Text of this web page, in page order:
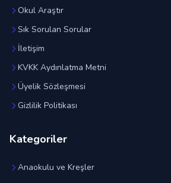
Okul Araştır
Sık Sorulan Sorular
İletişim
KVKK Aydınlatma Metni
Üyelik Sözleşmesi
Gizlilik Politikası
Kategoriler
Anaokulu ve Kreşler